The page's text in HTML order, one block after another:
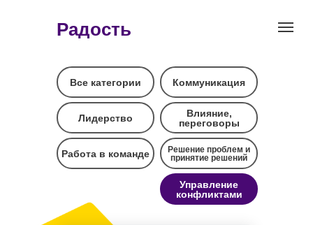
Радость
Все категории
Управление
конфликтами
Коммуникация
Работа в команде
Лидерство
Решение проблем и
принятие решений
Влияние,
переговоры